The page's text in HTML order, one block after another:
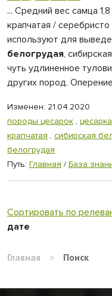
... Средний вес самца
крапчатая /
используют для
белогрудая,
чуть удлиненное
других пород.
Изменен: 21.04.2020
породы цесарок , цесарка
крапчатая , сибирская
белогрудая
Путь: Главная / База
Сортировать по
дате
Главная > Поиск